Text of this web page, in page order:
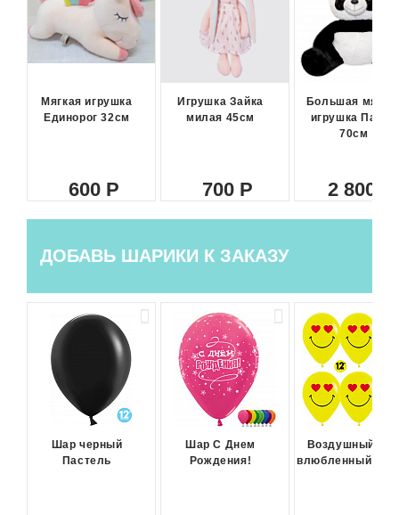
Мягкая игрушка
Единорог 32см
600
Игрушка Зайка
милая 45см
700
Большая
игрушка Панда
70см
2 800
ДОБАВЬ ШАРИКИ К ЗАКАЗУ
Шар черный
Пастель
Шар С Днем
Рождения!
Воздушный
влюбленный